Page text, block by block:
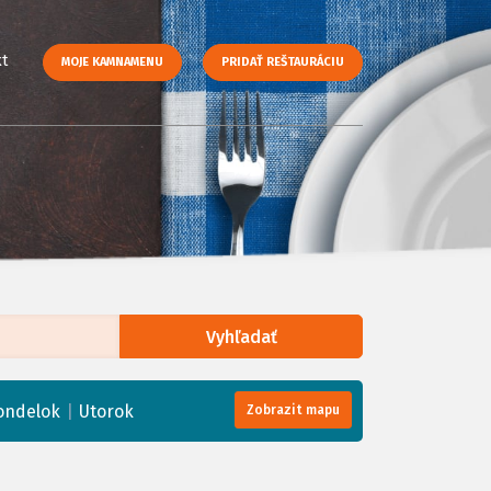
MOJE KAMNAMENU PRIDAŤ REŠTAURÁCIU
Vyhľadať
Utorok Zobrazit mapu